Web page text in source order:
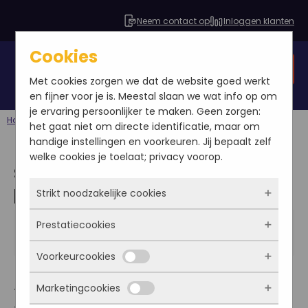
Neem contact op Inloggen klanten
Home SEO schrijven en marketing, een perfecte combinatie
SEO schrijven en marketing, een
perfecte combinatie
Annemiek
Tijdens de opleiding Media & Entertainment
Cookies
Met cookies zorgen we dat de website goed werkt
en fijner voor je is. Meestal slaan we wat info op om
je ervaring persoonlijker te maken. Geen zorgen:
het gaat niet om directe identificatie, maar om
handige instellingen en voorkeuren. Jij bepaalt zelf
welke cookies je toelaat; privacy voorop.
Strikt noodzakelijke cookies
Deze cookies zorgen ervoor dat de website
überhaupt werkt. Ze zijn dus altijd actief en
kunnen niet worden uitgezet. Meestal worden
ze alleen geplaatst als jij iets doet, zoals
inloggen, een formulier invullen of je
Prestatiecookies
Met deze cookies zien we hoe vaak onze site
bezocht wordt, waar bezoekers vandaan
komen en welke pagina’s populair zijn. Zo
Voorkeurcookies
Deze cookies onthouden jouw voorkeuren.
Marketingcookies